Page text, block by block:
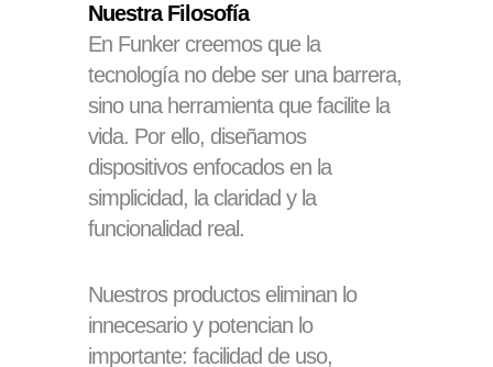
Nuestra Filosofía
En Funker creemos que la
tecnología no debe ser una barrera,
sino una herramienta que facilite la
vida. Por ello, diseñamos
dispositivos enfocados en la
simplicidad, la claridad y la
funcionalidad real.
Nuestros productos eliminan lo
innecesario y potencian lo
importante: facilidad de uso,